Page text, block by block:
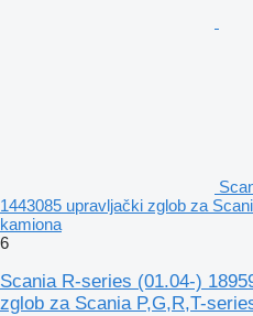
1443085 upravljački zglob za
kamiona
6
Scania R-series (01.04-)
zglob za Scania P,G,R,T-